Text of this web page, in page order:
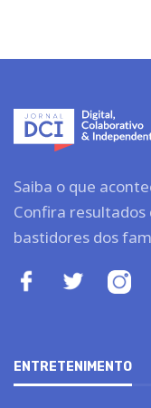
Saiba o que
Confira
bastidores dos
ENTRETENIMENTO